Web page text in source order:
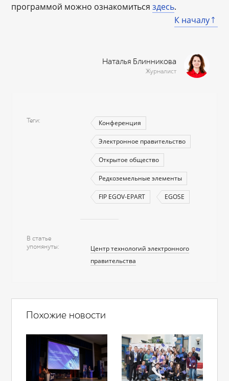
программой можно ознакомитьсяздесь.
К началу
Наталья Блинникова
Журналист
Теги Конференция
Электронное правительство
Открытое общество
Редкоземельные элементы
FIP EGOV-EPART EGOSE
В статье
упомянуты
Центр технологий электронного
правительства
Похожие новости